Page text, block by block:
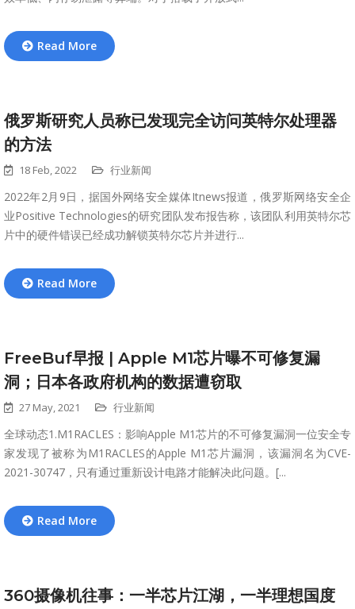
Read More
俄罗斯研究人员称已发现完全访问英特尔处理器
的方法
18 Feb, 2022 行业新闻
2022年2月9日，据国外网络安全媒体Itnews报道，俄罗斯网络安全企
业Positive Technologies的研究团队发布报告称，该团队利用英特尔芯
片中的硬件错误已经成功解锁英特尔芯片并进行...
Read More
FreeBuf早报 | Apple M1芯片曝不可修复漏
洞；日本各政府机构的数据遭窃取
27 May, 2021 行业新闻
全球动态1.M1RACLES：影响Apple M1芯片的不可修复漏洞一位安全专
家发现了被称为M1RACLES的Apple M1芯片漏洞，该漏洞名为CVE-
2021-30747，只有通过重新设计电路才能解决此问题。[...
Read More
360摄像机往事：一半芯片江湖，一半理想国度